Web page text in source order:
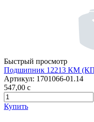
Быстрый просмотр
Подшипник 12213 КМ
Артикул: 1701066-01.14
547,00 c
Купить